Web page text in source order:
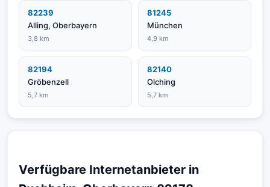
82239
Alling, Oberbayern
3,8 km
81245
München
4,9 km
82194
Gröbenzell
5,7 km
82140
Olching
5,7 km
Verfügbare Internetanbieter in